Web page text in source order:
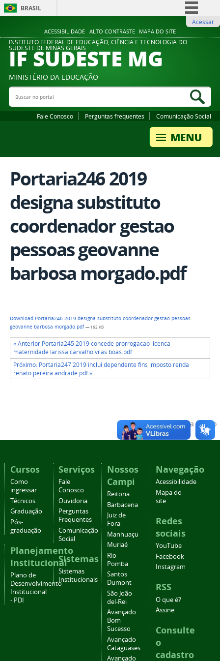
ACESSIBILIDADE ALTO CONTRASTE MAPA DO SITE
BRASIL
Comunica BR
Participe
Legislação
Acessar
INSTITUTO FEDERAL DE EDUCAÇÃO, CIÊNCIA E TECNOLOGIA DO
SUDESTE DE MINAS GERAIS
IF SUDESTE MG
MINISTÉRIO DA EDUCAÇÃO
Buscar no portal
Fale Conosco Perguntas frequentes Comunicação Social
Portaria246 2019
designa substituto
coordenador gestao
pessoas geovanne
barbosa morgado.pdf
Download Portaria246 2019 designa substituto coordenador gestao pessoas
geovanne barbosa morgado.pdf— 162 KB
« Anterior Portaria245 2019 concede prorrogacao licenca
maternidade larissa carvalho vilas boas.pdf
Próximo: Portaria247 2019 inclui dependente fins imposto renda
renato pereira andrade.pdf »
Voltar para o topo
Cursos
Como
ingressar
Técnicos
Graduação
Pós-
graduação
Planejamento
Institucional
Plano de
Desenvolvimento
Institucional
- PDI
Serviços
Fale
Conosco
Ouvidoria
Perguntas
Frequentes
Comunicação
Social
Sistemas
Sistemas
Institucionais
Nossos
Campi
Reitoria
Barbacena
Juiz de
Fora
Manhuaçu
Muriaé
Rio
Pomba
Santos
Dumont
São João
del-Rei
Avançado
Bom
Sucesso
Avançado
Cataguases
Avançado
Navegação
Acessibilidade
Mapa do
site
Redes
sociais
YouTube
Facebook
Instagram
RSS
O que é?
Assine
Consulte
o
cadastro